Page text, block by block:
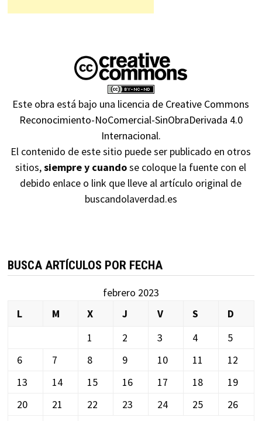
Este obra está bajo una licencia de Creative Commons
Reconocimiento-NoComercial-SinObraDerivada 4.0
Internacional.
El contenido de este sitio puede ser publicado en otros
sitios,siempre y cuandose coloque la fuente con el
debido enlace o link que lleve al artículo original de
buscandolaverdad.es
BUSCA ARTÍCULOS POR FECHA
febrero 2023
L
M X J V S
D
1
2 3 4
5
6
7 8 9 10 11
12
13
14 15 16 17 18
19
20
21 22 23 24 25
26